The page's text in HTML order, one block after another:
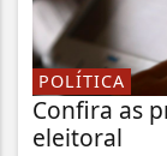
POLÍTICA
Confira as
eleitoral